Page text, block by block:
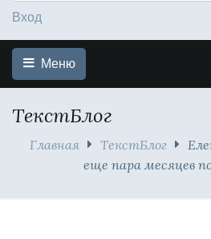
Вход
Меню
ТекстБлог
Главная ТекстБлог
еще пара месяцев